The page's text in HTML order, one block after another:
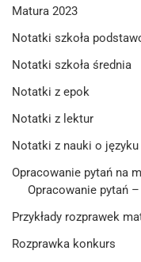
Matura 2023
Notatki szkoła
Notatki szkoła średnia
Notatki z epok
Notatki z lektur
Notatki z nauki o języku
Opracowanie pytań na
Opracowanie pytań
Przykłady rozprawek
Rozprawka konkurs